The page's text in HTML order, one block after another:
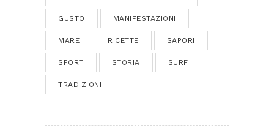
GUSTO MANIFESTAZIONI
MARE RICETTE SAPORI
SPORT STORIA SURF
TRADIZIONI